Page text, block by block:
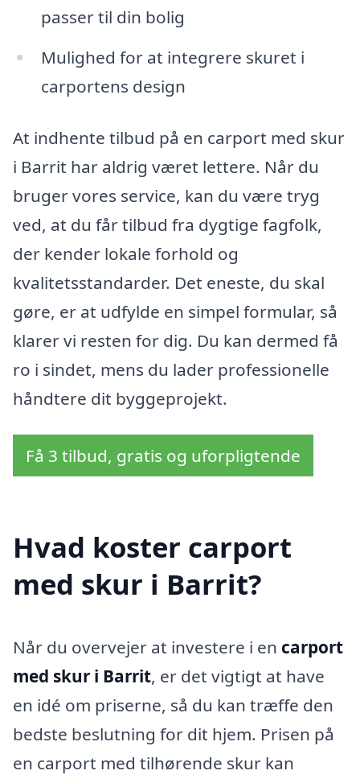
passer til din bolig
Mulighed for at integrere skuret i
carportens design
At indhente tilbud på en carport med skur
i Barrit har aldrig været lettere. Når du
bruger vores service, kan du være tryg
ved, at du får tilbud fra dygtige fagfolk,
der kender lokale forhold og
kvalitetsstandarder. Det eneste, du skal
gøre, er at udfylde en simpel formular, så
klarer vi resten for dig. Du kan dermed få
ro i sindet, mens du lader professionelle
håndtere dit byggeprojekt.
Få 3 tilbud, gratis og uforpligtende
Hvad koster carport
med skur i Barrit?
Når du overvejer at investere i en carport
med skur i Barrit, er det vigtigt at have
en idé om priserne, så du kan træffe den
bedste beslutning for dit hjem. Prisen på
en carport med tilhørende skur kan